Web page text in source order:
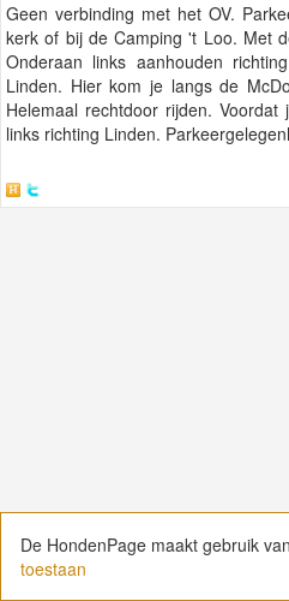
Geen verbinding met het OV.
kerk of bij de Camping 't Loo. Met
Onderaan links aanhouden
Linden. Hier kom je langs de
Helemaal rechtdoor rijden.
links richting Linden.
De HondenPage maakt gebruik
toestaan
De HondenPage maakt gebruik
toestaan